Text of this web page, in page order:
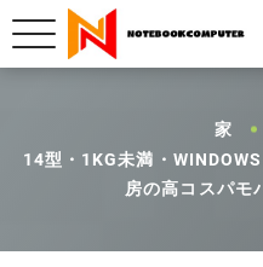
家
14型・1KG未満・
房の高コスパモ